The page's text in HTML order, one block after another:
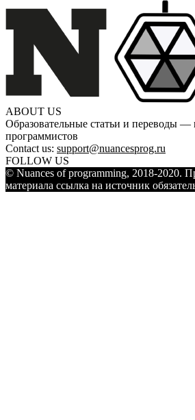
ABOUT US
Образовательные статьи и переводы —
программистов
Contact us: support@nuancesprog.ru
FOLLOW US
© Nuances of programming, 2018-2020.
материала ссылка на источник